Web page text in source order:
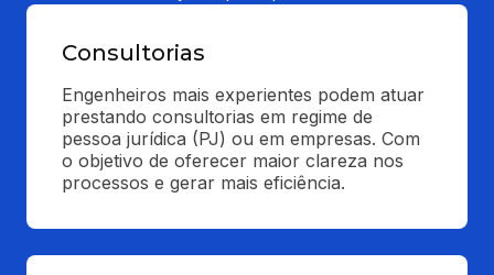
Consultorias
Engenheiros mais experientes podem atuar
prestando consultorias em regime de
pessoa jurídica (PJ) ou em empresas. Com
o objetivo de oferecer maior clareza nos
processos e gerar mais eficiência.